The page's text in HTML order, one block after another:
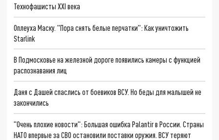
Технофашисты XXI века
Оплеуха Маску. "Пора снять белые перчатки": Как уничтожить
Starlink
В Подмосковье на железной дороге появились камеры с функцией
распознавания лиц
Даня с Дашей спаслись от боевиков ВСУ. Но беды для малышей не
закончились
"Очень плохие новости": Большая ошибка Palantir в России. Страны
НАТО впервые за СВО остановили поставки оружия. ВСУ теряют